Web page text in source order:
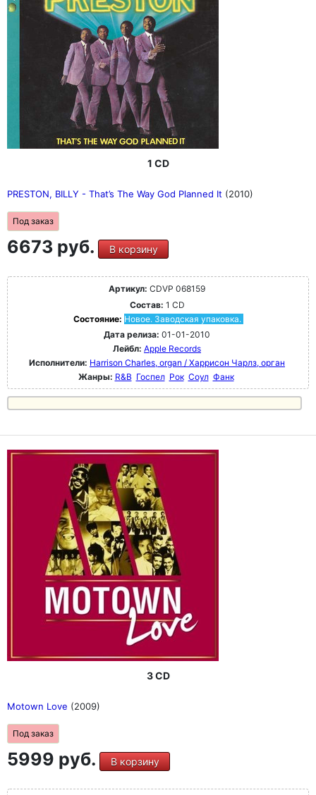
1 CD
PRESTON, BILLY - That’s The Way God Planned It (2010)
Под заказ
6673 руб. В корзину
Артикул: CDVP 068159
Состав: 1 CD
Состояние: Новое. Заводская упаковка.
Дата релиза: 01-01-2010
Лейбл: Apple Records
Исполнители: Harrison Charles, organ / Харрисон Чарлз, орган
Жанры: R&B Госпел Рок Соул Фанк
3 CD
Motown Love (2009)
Под заказ
5999 руб. В корзину